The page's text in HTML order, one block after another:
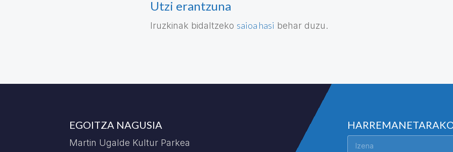
Utzi erantzuna
Iruzkinak bidaltzeko saioa hasi behar duzu.
EGOITZA NAGUSIA
Martin Ugalde Kultur Parkea